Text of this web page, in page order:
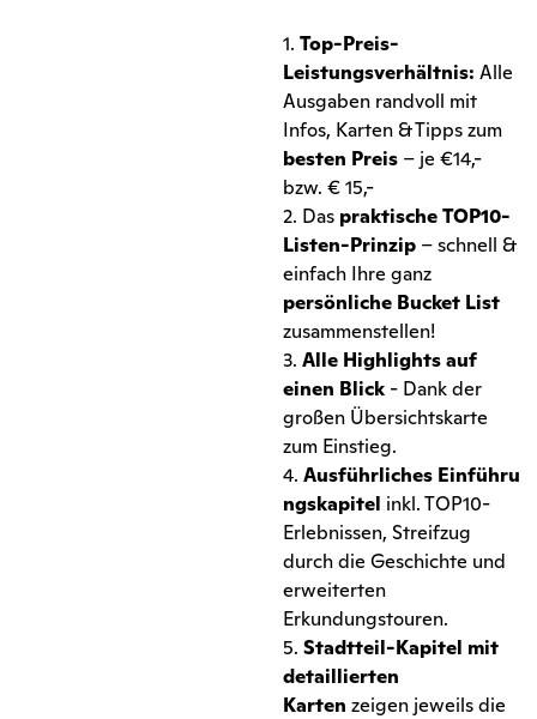
1. Top-Preis-
Leistungsverhältnis: Alle
Ausgaben randvoll mit
Infos, Karten & Tipps zum
besten Preis – je €14,-
bzw. € 15,-
2. Das praktische TOP10-
Listen-Prinzip – schnell &
einfach Ihre ganz
persönliche Bucket List
zusammenstellen!
3. Alle Highlights auf
einen Blick - Dank der
großen Übersichtskarte
zum Einstieg.
4. Ausführliches Einführu
ngskapitel inkl. TOP10-
Erlebnissen, Streifzug
durch die Geschichte und
erweiterten
Erkundungstouren.
5. Stadtteil-Kapitel mit
detaillierten
Karten zeigen jeweils die